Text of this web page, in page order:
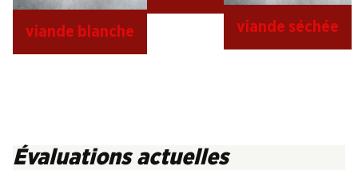
viande blanche viande séchée
Évaluations actuelles